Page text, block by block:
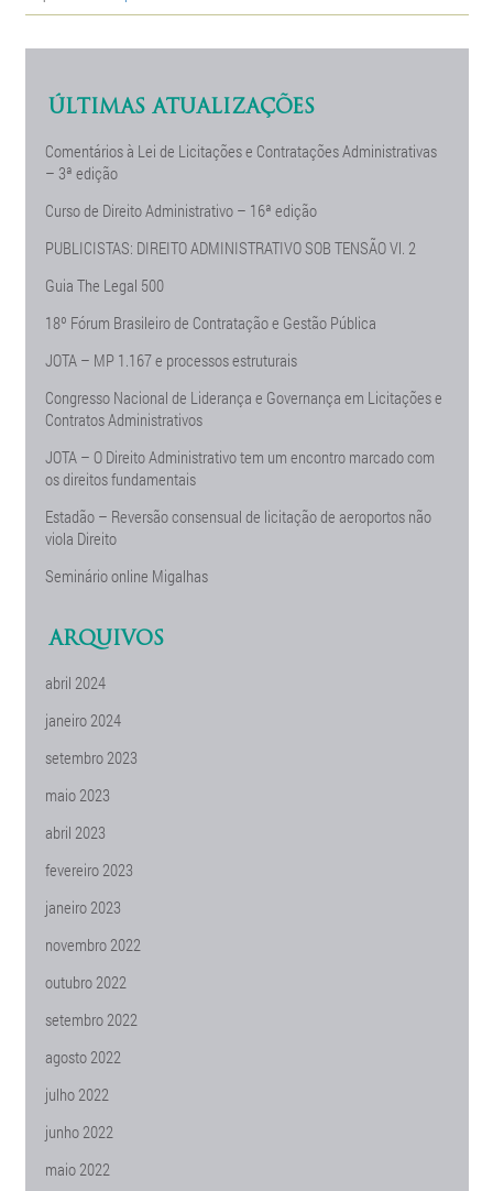
ÚLTIMAS ATUALIZAÇÕES
Comentários à Lei de Licitações e Contratações Administrativas
– 3ª edição
Curso de Direito Administrativo – 16ª edição
PUBLICISTAS: DIREITO ADMINISTRATIVO SOB TENSÃO Vl. 2
Guia The Legal 500
18º Fórum Brasileiro de Contratação e Gestão Pública
JOTA – MP 1.167 e processos estruturais
Congresso Nacional de Liderança e Governança em Licitações e
Contratos Administrativos
JOTA – O Direito Administrativo tem um encontro marcado com
os direitos fundamentais
Estadão – Reversão consensual de licitação de aeroportos não
viola Direito
Seminário online Migalhas
ARQUIVOS
abril 2024
janeiro 2024
setembro 2023
maio 2023
abril 2023
fevereiro 2023
janeiro 2023
novembro 2022
outubro 2022
setembro 2022
agosto 2022
julho 2022
junho 2022
maio 2022